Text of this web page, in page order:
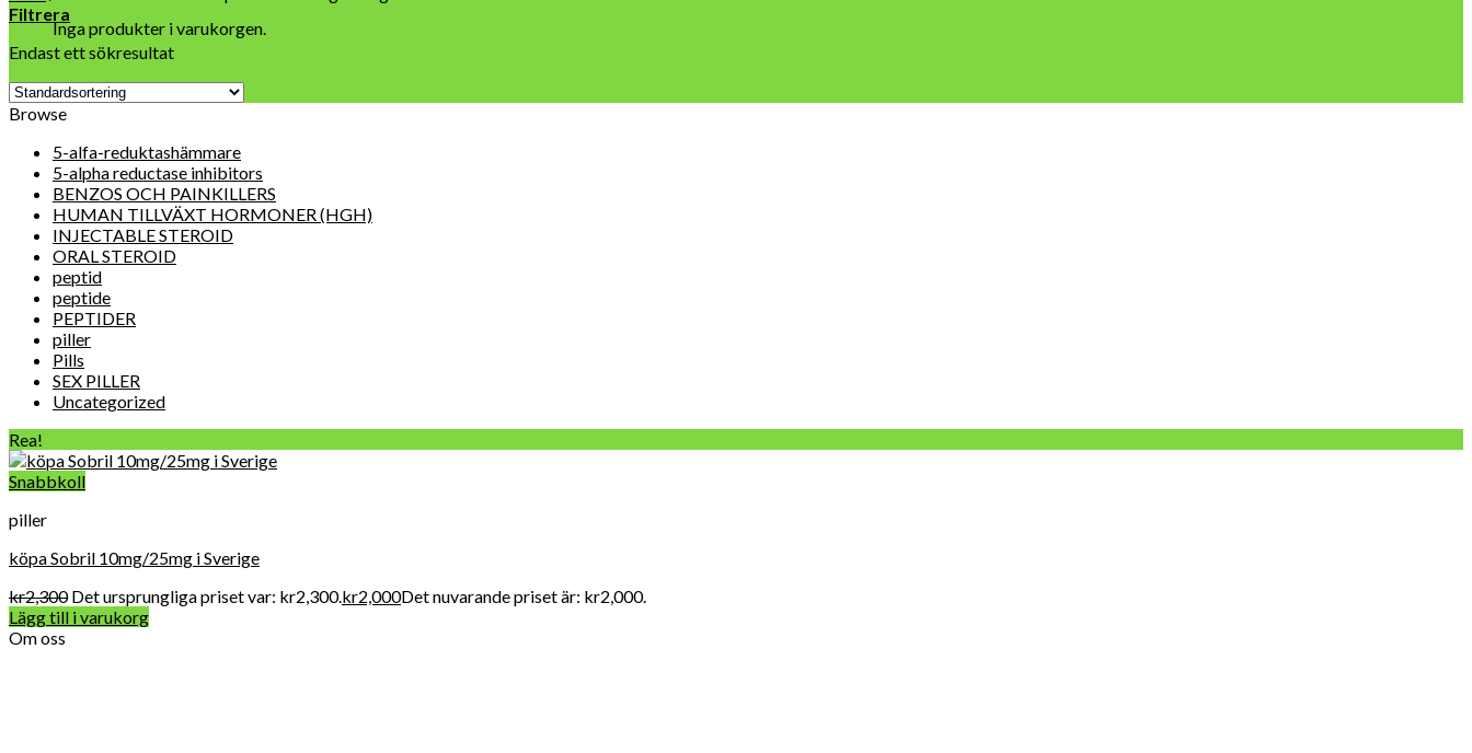
Inga produkter i varukorgen.
Filtrera
Endast ett sökresultat
Browse
5-alfa-reduktashämmare
5-alpha reductase inhibitors
BENZOS OCH PAINKILLERS
HUMAN TILLVÄXT HORMONER (HGH)
INJECTABLE STEROID
ORAL STEROID
peptid
peptide
PEPTIDER
piller
Pills
SEX PILLER
Uncategorized
Rea!
Snabbkoll
piller
köpa Sobril 10mg/25mg i Sverige
kr2,300 Det ursprungliga priset var: kr2,300.kr2,000Det nuvarande priset är: kr2,000.
Lägg till i varukorg
Om oss